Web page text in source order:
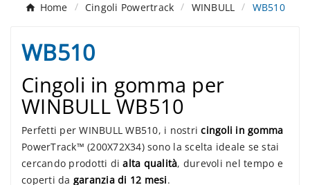
Home Cingoli Powertrack WINBULL WB510
WB510
Cingoli in gomma per
WINBULL WB510
Perfetti per WINBULL WB510, i nostricingoli in gomma
PowerTrack™ (200X72X34) sono la scelta ideale se stai
cercando prodotti dialta qualità, durevoli nel tempo e
coperti da garanzia di 12 mesi.